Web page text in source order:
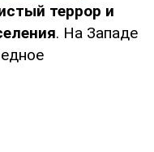
террор и
. На Западе